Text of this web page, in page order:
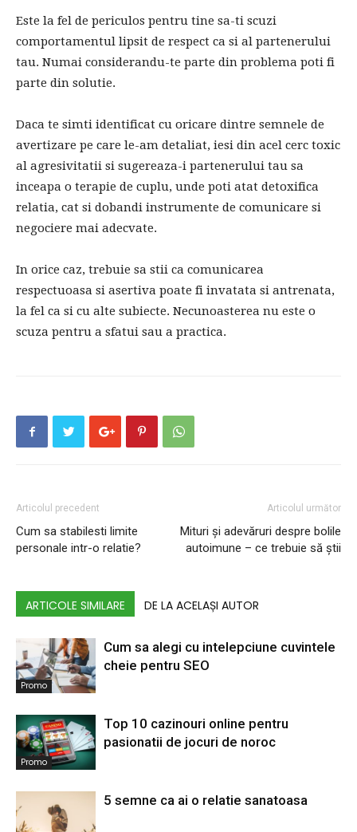
Este la fel de periculos pentru tine sa-ti scuzi
comportamentul lipsit de respect ca si al partenerului
tau. Numai considerandu-te parte din problema poti fi
parte din solutie.
Daca te simti identificat cu oricare dintre semnele de
avertizare pe care le-am detaliat, iesi din acel cerc toxic
al agresivitatii si sugereaza-i partenerului tau sa
inceapa o terapie de cuplu, unde poti atat detoxifica
relatia, cat si dobandi instrumente de comunicare si
negociere mai adecvate.
In orice caz, trebuie sa stii ca comunicarea
respectuoasa si asertiva poate fi invatata si antrenata,
la fel ca si cu alte subiecte. Necunoasterea nu este o
scuza pentru a sfatui sau a practica.
Articolul precedent
Cum sa stabilesti limite
personale intr-o relatie?
Articolul următor
Mituri și adevăruri despre bolile
autoimune – ce trebuie să știi
ARTICOLE SIMILARE DE LA ACELAȘI AUTOR
Promo
Cum sa alegi cu intelepciune cuvintele
cheie pentru SEO
Promo
Top 10 cazinouri online pentru
pasionatii de jocuri de noroc
5 semne ca ai o relatie sanatoasa